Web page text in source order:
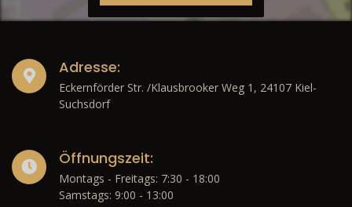
Adresse:
Eckernförder Str. /Klausbrooker Weg 1, 24107 Kiel-
Suchsdorf
Öffnungszeit:
Montags - Freitags: 7:30 - 18:00
Samstags: 9:00 - 13:00